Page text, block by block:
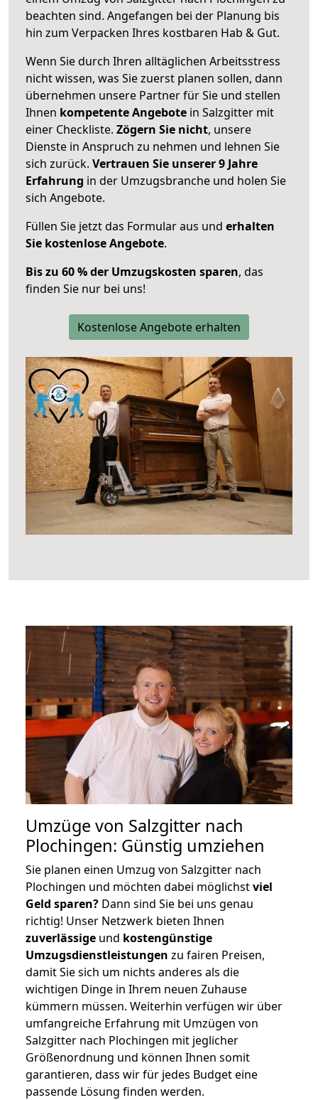
beachten sind. Angefangen bei der Planung bis
hin zum Verpacken Ihres kostbaren Hab & Gut.
Wenn Sie durch Ihren alltäglichen Arbeitsstress
nicht wissen, was Sie zuerst planen sollen, dann
übernehmen unsere Partner für Sie und stellen
Ihnen kompetente Angebote in Salzgitter mit
einer Checkliste. Zögern Sie nicht, unsere
Dienste in Anspruch zu nehmen und lehnen Sie
sich zurück. Vertrauen Sie unserer 9 Jahre
Erfahrung in der Umzugsbranche und holen Sie
sich Angebote.
Füllen Sie jetzt das Formular aus und erhalten
Sie kostenlose Angebote.
Bis zu 60 % der Umzugskosten sparen, das
finden Sie nur bei uns!
Kostenlose Angebote erhalten
Umzüge von Salzgitter nach
Plochingen: Günstig umziehen
Sie planen einen Umzug von Salzgitter nach
Plochingen und möchten dabei möglichstviel
Geld sparen? Dann sind Sie bei uns genau
richtig! Unser Netzwerk bieten Ihnen
zuverlässige und kostengünstige
Umzugsdienstleistungen zu fairen Preisen,
damit Sie sich um nichts anderes als die
wichtigen Dinge in Ihrem neuen Zuhause
kümmern müssen. Weiterhin verfügen wir über
umfangreiche Erfahrung mit Umzügen von
Salzgitter nach Plochingen mit jeglicher
Größenordnung und können Ihnen somit
garantieren, dass wir für jedes Budget eine
passende Lösung finden werden.